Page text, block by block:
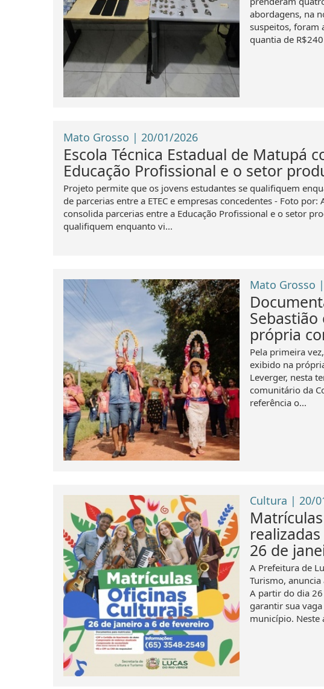
abordagens, na
suspeitos, foram
quantia de
Mato Grosso | 20/01/2026
Escola Técnica Estadual de Matupá
Educação Profissional e o setor
Projeto permite que os jovens estudantes se qualifiquem
de parcerias entre a ETEC e empresas concedentes - Foto
consolida parcerias entre a Educação Profissional e o setor
qualifiquem enquanto vi...
Mato Grosso
própria
Pela primeira
exibido na
Leverger, nesta
comunitário da
referência o...
Cultura | 20/
26 de
A Prefeitura de
Turismo,
A partir do dia
garantir sua
município. Neste